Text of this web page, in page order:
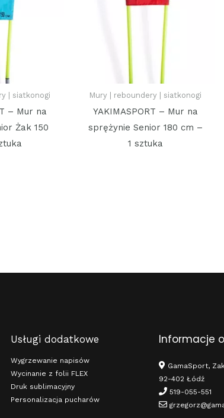
| siatkonogi
– Mur na
Żak 150
Mury | reboundery | siatkonogi
YAKIMASPORT – Mur na
sprężynie Senior 180 cm –
1 sztuka
Usługi dodatkowe
Wygrzewanie napisów
Wycinanie z folii FLEX
Druk sublimacyjny
Personalizacja pucharów
Informacje
GamaSport,
92-402 Łódź
519-055-551